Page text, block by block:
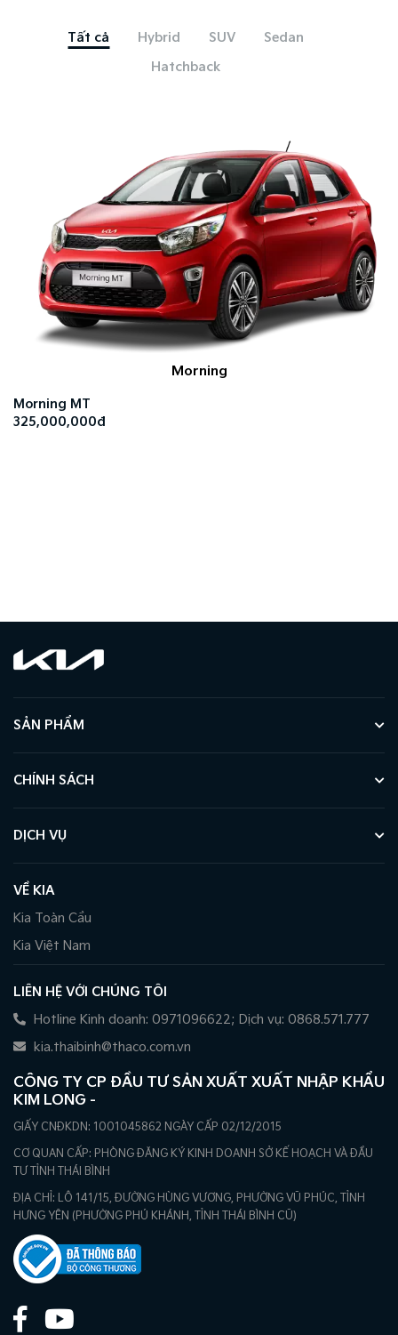
Tất cả Hybrid SUV
Sedan
Hatchback
Morning
Morning MT
325,000,000đ
SẢN PHẨM
CHÍNH SÁCH
DỊCH VỤ
VỀ KIA
Kia Toàn Cầu
Kia Việt Nam
LIÊN HỆ VỚI CHÚNG TÔI
Hotline Kinh doanh: 0971096622; Dịch vụ: 0868.571.777
kia.thaibinh@thaco.com.vn
CÔNG TY CP ĐẦU TƯ SẢN XUẤT XUẤT NHẬP KHẨU
KIM LONG -
GIẤY CNĐKDN: 1001045862 NGÀY CẤP 02/12/2015
CƠ QUAN CẤP: PHÒNG ĐĂNG KÝ KINH DOANH SỞ KẾ HOẠCH VÀ ĐẦU
TƯ TỈNH THÁI BÌNH
ĐỊA CHỈ: LÔ 141/15, ĐƯỜNG HÙNG VƯƠNG, PHƯỜNG VŨ PHÚC, TỈNH
HƯNG YÊN (PHƯỜNG PHÚ KHÁNH, TỈNH THÁI BÌNH CŨ)